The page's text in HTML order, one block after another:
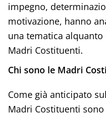
impegno,
motivazione, hanno
una tematica
Madri Costituenti.
Chi sono le Madri
Come già anticipato
Madri Costituenti